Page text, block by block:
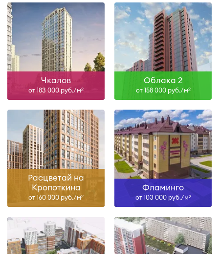
Чкалов
от 183 000 руб./м2
Облака 2
от 158 000 руб./м2
Расцветай на
Кропоткина
от 160 000 руб./м2
Фламинго
от 103 000 руб./м2